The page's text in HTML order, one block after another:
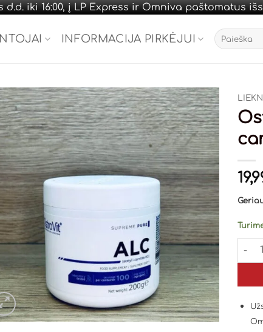
d.d. iki 16:00, į LP Express ir Omniva paštomatus
INFORMACIJA PIRKĖJUI Ieškoti: